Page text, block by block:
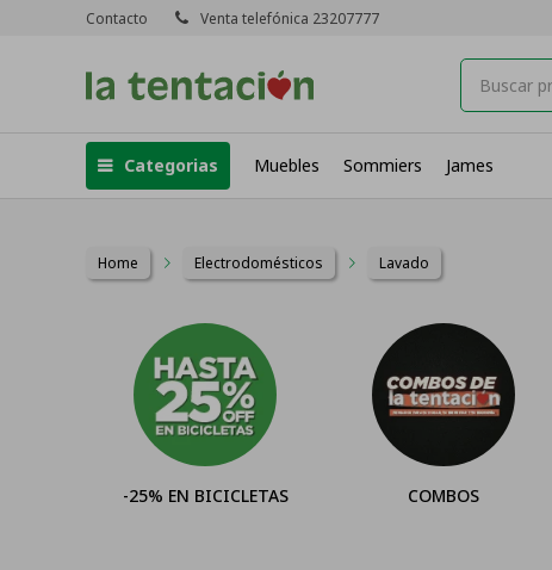
Categorias Muebles Sommiers James
Contacto Venta telefónica 23207777
Home Electrodomésticos Lavado
EN BICICLETAS COMBOS